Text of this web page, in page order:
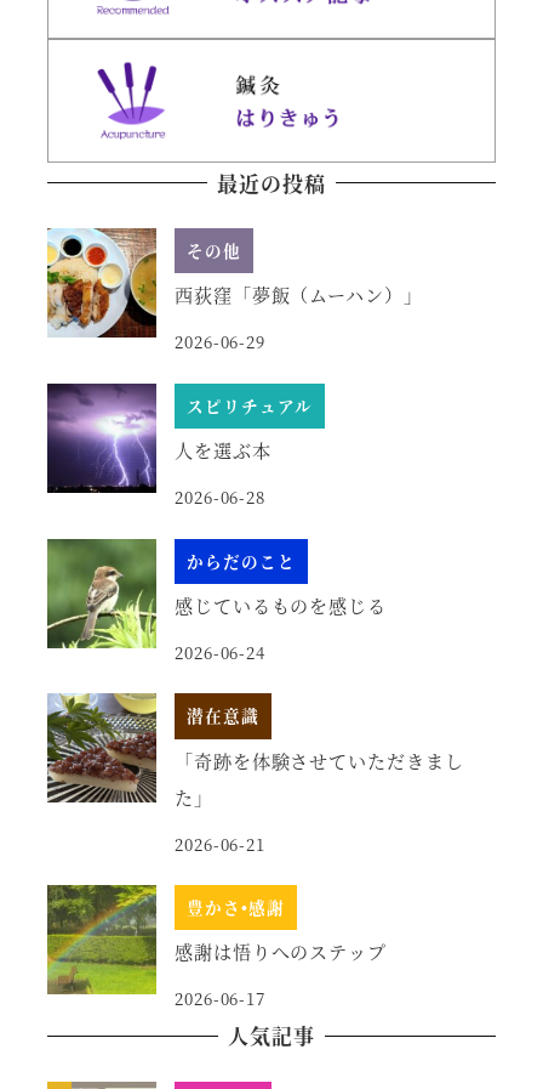
最近の投稿
その他
西荻窪「夢飯（ムーハン）」
2026-06-29
スピリチュアル
人を選ぶ本
2026-06-28
からだのこと
感じているものを感じる
2026-06-24
潜在意識
「奇跡を体験させていただきまし
た」
2026-06-21
豊かさ•感謝
感謝は悟りへのステップ
2026-06-17
人気記事